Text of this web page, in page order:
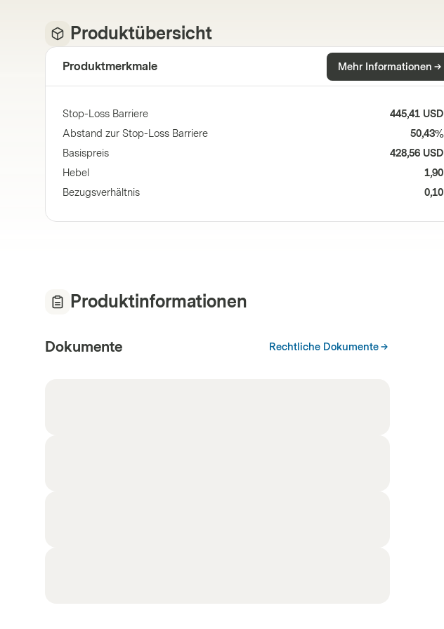
Produktübersicht
Produktmerkmale Mehr Informationen
Stop-Loss Barriere
445,41 USD
Abstand zur Stop-Loss Barriere
50,43%
Basispreis
428,56 USD
Hebel
1,90
Bezugsverhältnis
0,10
Produktinformationen
Dokumente Rechtliche Dokumente